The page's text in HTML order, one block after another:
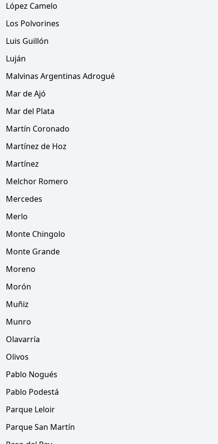
López Camelo
Los Polvorines
Luis Guillón
Luján
Malvinas Argentinas Adrogué
Mar de Ajó
Mar del Plata
Martín Coronado
Martínez de Hoz
Martínez
Melchor Romero
Mercedes
Merlo
Monte Chingolo
Monte Grande
Moreno
Morón
Muñiz
Munro
Olavarría
Olivos
Pablo Nogués
Pablo Podestá
Parque Leloir
Parque San Martín